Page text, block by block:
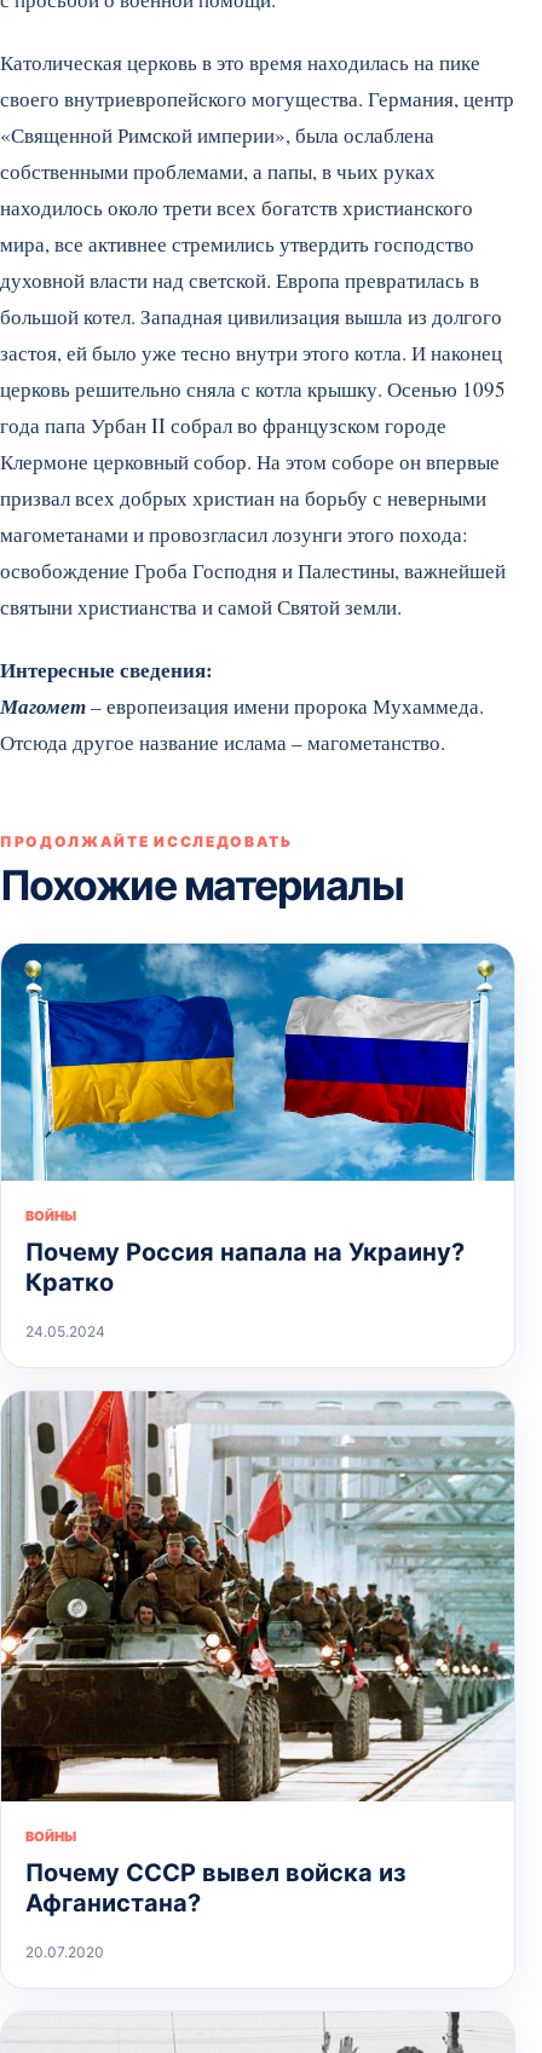
Католическая церковь в это время находилась на пике
своего внутриевропейского могущества. Германия, центр
«Священной Римской империи», была ослаблена
собственными проблемами, а папы, в чьих руках
находилось около трети всех богатств христианского
мира, все активнее стремились утвердить господство
духовной власти над светской. Европа превратилась в
большой котел. Западная цивилизация вышла из долгого
застоя, ей было уже тесно внутри этого котла. И наконец
церковь решительно сняла с котла крышку. Осенью 1095
года папа Урбан II собрал во французском городе
Клермоне церковный собор. На этом соборе он впервые
призвал всех добрых христиан на борьбу с неверными
магометанами и провозгласил лозунги этого похода:
освобождение Гроба Господня и Палестины, важнейшей
святыни христианства и самой Святой земли.
Интересные сведения:
Магомет– европеизация имени пророка Мухаммеда.
Отсюда другое название ислама – магометанство.
ПРОДОЛЖАЙТЕ ИССЛЕДОВАТЬ
Похожие материалы
ВОЙНЫ
Почему Россия напала на Украину?
Кратко
24.05.2024
ВОЙНЫ
Почему СССР вывел войска из
Афганистана?
20.07.2020